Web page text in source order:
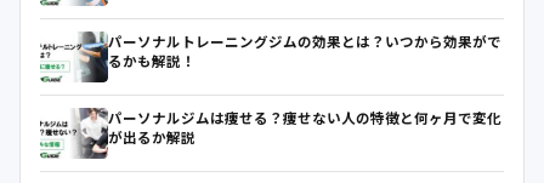
パーソナルトレーニングジムの効果とは？いつから効果がで
るかも解説！
パーソナルジムは痩せる？痩せない人の特徴と何ヶ月で変化
が出るか解説